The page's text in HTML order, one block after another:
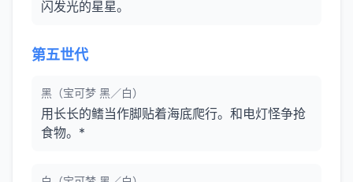
闪发光的星星。
第五世代
黑（宝可梦 黑／白）
用长长的鳍当作脚贴着海底爬行。和电灯怪争抢
食物。*